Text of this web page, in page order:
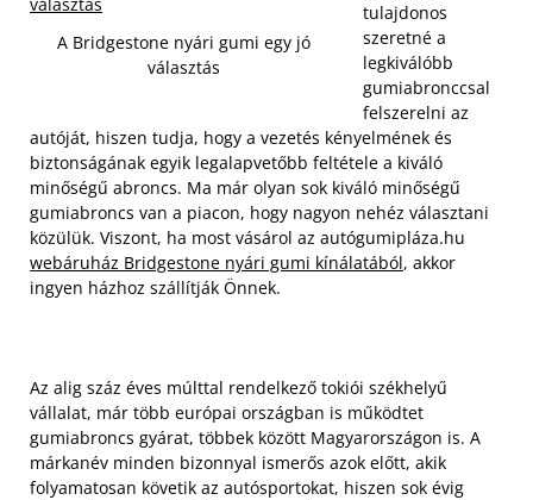
A Bridgestone nyári gumi egy jó
választás
tulajdonos
szeretné a
legkiválóbb
gumiabronccsal
felszerelni az
autóját, hiszen tudja, hogy a vezetés kényelmének és
biztonságának egyik legalapvetőbb feltétele a kiváló
minőségű abroncs. Ma már olyan sok kiváló minőségű
gumiabroncs van a piacon, hogy nagyon nehéz választani
közülük. Viszont, ha most vásárol az autógumipláza.hu
webáruház Bridgestone nyári gumi kínálatából, akkor
ingyen házhoz szállítják Önnek.
Az alig száz éves múlttal rendelkező tokiói székhelyű
vállalat, már több európai országban is működtet
gumiabroncs gyárat, többek között Magyarországon is. A
márkanév minden bizonnyal ismerős azok előtt, akik
folyamatosan követik az autósportokat, hiszen sok évig